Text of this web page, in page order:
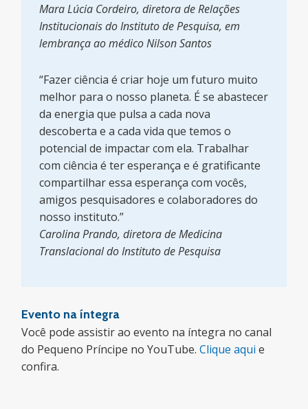
Mara Lúcia Cordeiro, diretora de Relações
Institucionais do Instituto de Pesquisa, em
lembrança ao médico Nilson Santos
“Fazer ciência é criar hoje um futuro muito
melhor para o nosso planeta. É se abastecer
da energia que pulsa a cada nova
descoberta e a cada vida que temos o
potencial de impactar com ela. Trabalhar
com ciência é ter esperança e é gratificante
compartilhar essa esperança com vocês,
amigos pesquisadores e colaboradores do
nosso instituto.”
Carolina Prando, diretora de Medicina
Translacional do Instituto de Pesquisa
Evento na íntegra
Você pode assistir ao evento na íntegra no canal
do Pequeno Príncipe no YouTube.Clique aqui e
confira.